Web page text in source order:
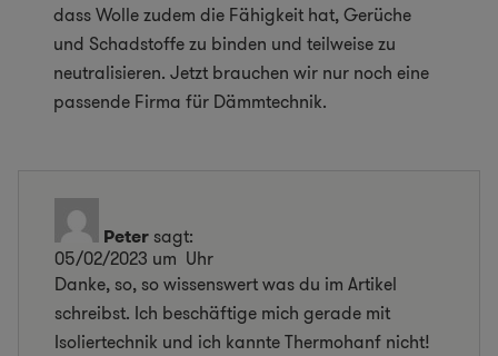
dass Wolle zudem die Fähigkeit hat, Gerüche
und Schadstoffe zu binden und teilweise zu
neutralisieren. Jetzt brauchen wir nur noch eine
passende Firma für Dämmtechnik.
Petersagt:
05/02/2023 um Uhr
Danke, so, so wissenswert was du im Artikel
schreibst. Ich beschäftige mich gerade mit
Isoliertechnik und ich kannte Thermohanf nicht!